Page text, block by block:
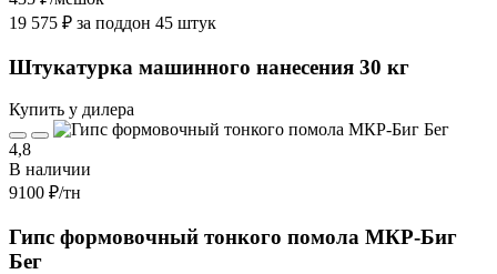
19 575 ₽ за поддон 45 штук
Штукатурка машинного нанесения 30 кг
Купить у дилера
4,8
В наличии
9100 ₽/тн
Гипс формовочный тонкого помола МКР-Биг
Бег